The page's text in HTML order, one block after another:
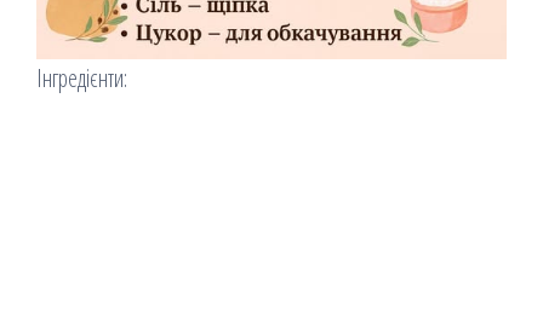
Інгредієнти: